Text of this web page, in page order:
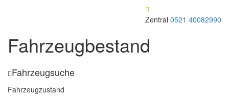
Zentral 0521 40082990
Fahrzeugbestand
Fahrzeugsuche
Fahrzeugzustand